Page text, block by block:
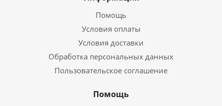
Помощь
Условия оплаты
Условия доставки
Обработка персональных данных
Пользовательское соглашение
Помощь